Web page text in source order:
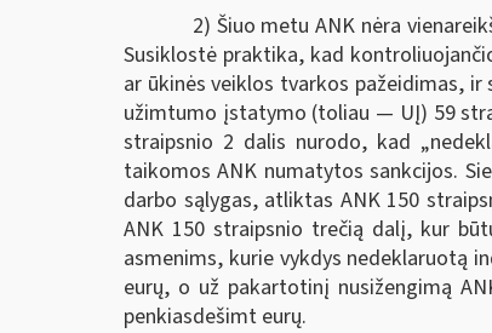
2) Šiuo metu ANK nėra
Susiklostė praktika, kad
ar ūkinės veiklos tvarkos pažeidimas,
užimtumo įstatymo (toliau — UĮ) 59
straipsnio 2 dalis nurodo, kad
taikomos ANK numatytos sankcijos.
darbo sąlygas, atliktas ANK 150
ANK 150 straipsnio trečią dalį, kur
asmenims, kurie vykdys nedeklaruotą
eurų, o už pakartotinį nusižengimą
penkiasdešimt eurų.